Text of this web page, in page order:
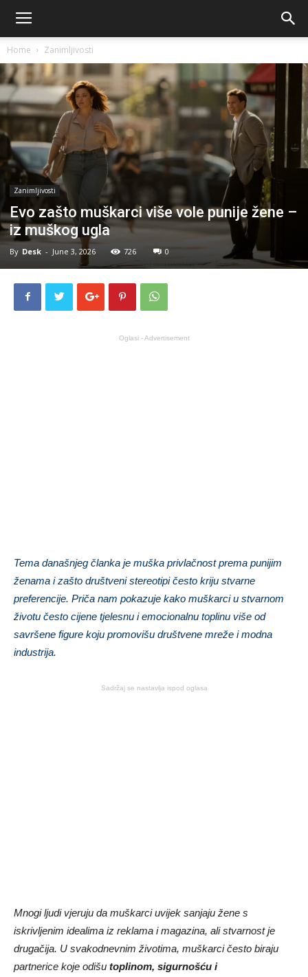
Home Zanimljivosti
Zanimljivosti
Evo zašto muškarci više vole punije žene –
iz muškog ugla
By Desk - June 3, 2026 726 0
Oglasi - Advertisement
Tema današnjeg članka je muška privlačnost prema punijim
ženama i zašto društveni stereotipi često kriju stvarne
preferencije. Priča nam pokazuje kako muškarci u stvarnom
životu često cijene tjelesnu i emocionalnu toplinu više od
savršene figure koju promovišu društvene mreže i modna
industrija.
Sadržaj se nastavlja ispod oglasa
Mnogi ljudi vjeruju da muškarci uvijek sanjaju žene s
iskrivljenim idealima iz reklama i magazina, ali stvarnost je
drugačija. U svakodnevnim životima, muškarci često biraju
partnerice koje odišu toplinom, sigurnošću i